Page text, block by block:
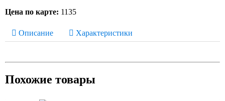
Цена по карте: 1135
Описание Характеристики
Похожие товары